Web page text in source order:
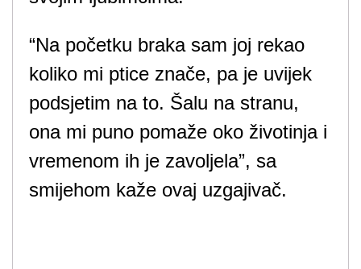
“Na početku braka sam joj rekao
koliko mi ptice znače, pa je uvijek
podsjetim na to. Šalu na stranu,
ona mi puno pomaže oko životinja i
vremenom ih je zavoljela”, sa
smijehom kaže ovaj uzgajivač.